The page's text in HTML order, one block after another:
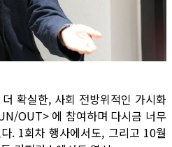
확실한, 사회 전방위적인 가시화
OUT> 에 참여하며 다시금 너무
. 1회차 행사에서도, 그리고 10월